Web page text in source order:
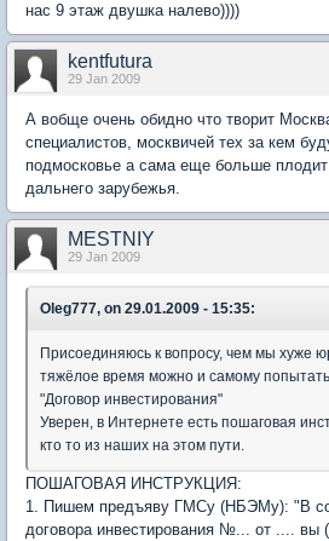
нас 9 этаж двушка налево))))
kentfutura
29 Jan 2009
А вобще очень обидно что творит
специалистов, москвичей тех за кем
подмосковье а сама еще больше
дальнего зарубежья.
MESTNIY
29 Jan 2009
Oleg777, on 29.01.2009 - 15:35:
Присоединяюсь к вопросу, чем мы хуже
тяжёлое время можно и самому
"Договор инвестирования"
Уверен, в Интернете есть пошаговая
кто то из наших на этом пути.
ПОШАГОВАЯ ИНСТРУКЦИЯ:
1. Пишем предъяву ГМСу (НБЭМу): "В
договора инвестирования №... от .... вы